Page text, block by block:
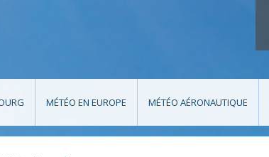
MÉTÉO EN EUROPE MÉTÉO AÉRONAUTIQUE